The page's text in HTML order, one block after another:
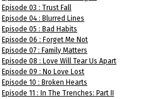
Episode 03 : Trust Fall
Episode 04 : Blurred Lines
Episode 05 : Bad Habits
Episode 06 : Forget Me Not
Episode 07 : Family Matters
Episode 08 : Love Will Tear Us Apart
Episode 09 : No Love Lost
Episode 10 : Broken Hearts
Episode 11 : In The Trenches: Part II